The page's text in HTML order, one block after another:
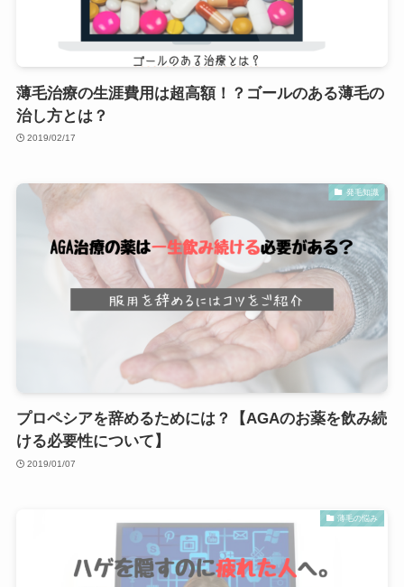
薄毛治療の生涯費用は超高額！？ゴールのある薄毛の
治し方とは？
2019/02/17
発毛知識
プロペシアを辞めるためには？【AGAのお薬を飲み続
ける必要性について】
2019/01/07
薄毛の悩み